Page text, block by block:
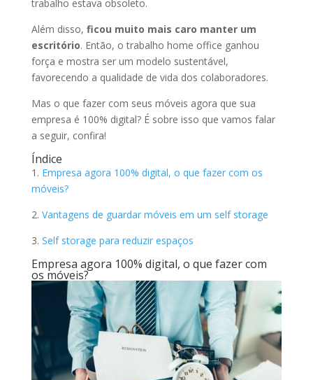
trabalho estava obsoleto.
Além disso, ficou muito mais caro manter um
escritório. Então, o trabalho home office ganhou
força e mostra ser um modelo sustentável,
favorecendo a qualidade de vida dos colaboradores.
Mas o que fazer com seus móveis agora que sua
empresa é 100% digital? É sobre isso que vamos falar
a seguir, confira!
Índice
1. Empresa agora 100% digital, o que fazer com os
móveis?
2. Vantagens de guardar móveis em um self storage
3. Self storage para reduzir espaços
Empresa agora 100% digital, o que fazer com
os móveis?